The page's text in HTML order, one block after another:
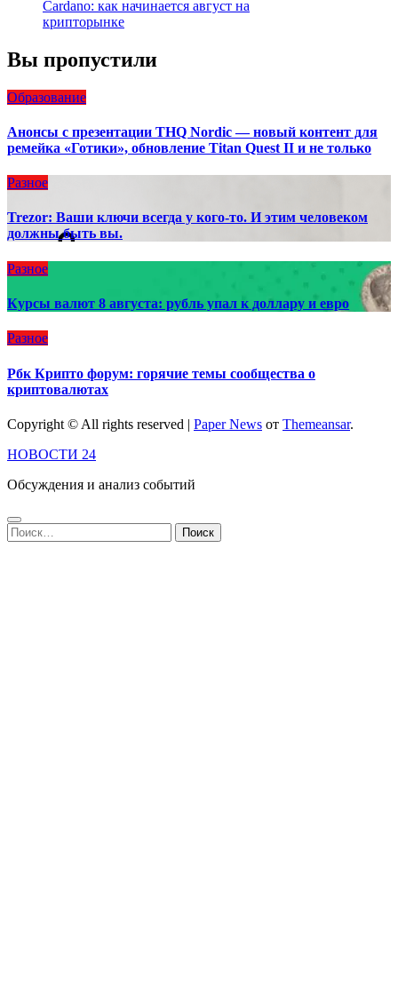
Cardano: как начинается август на
крипторынке
Вы пропустили
Образование
Анонсы с презентации THQ Nordic — новый контент для
ремейка «Готики», обновление Titan Quest II и не только
Разное
Trezor: Ваши ключи всегда у кого-то. И этим человеком
должны быть вы.
Разное
Курсы валют 8 августа: рубль упал к доллару и евро
Разное
Рбк Крипто форум: горячие темы сообщества о
криптовалютах
Copyright © All rights reserved | Paper News от Themeansar.
НОВОСТИ 24
Обсуждения и анализ событий
Найти: